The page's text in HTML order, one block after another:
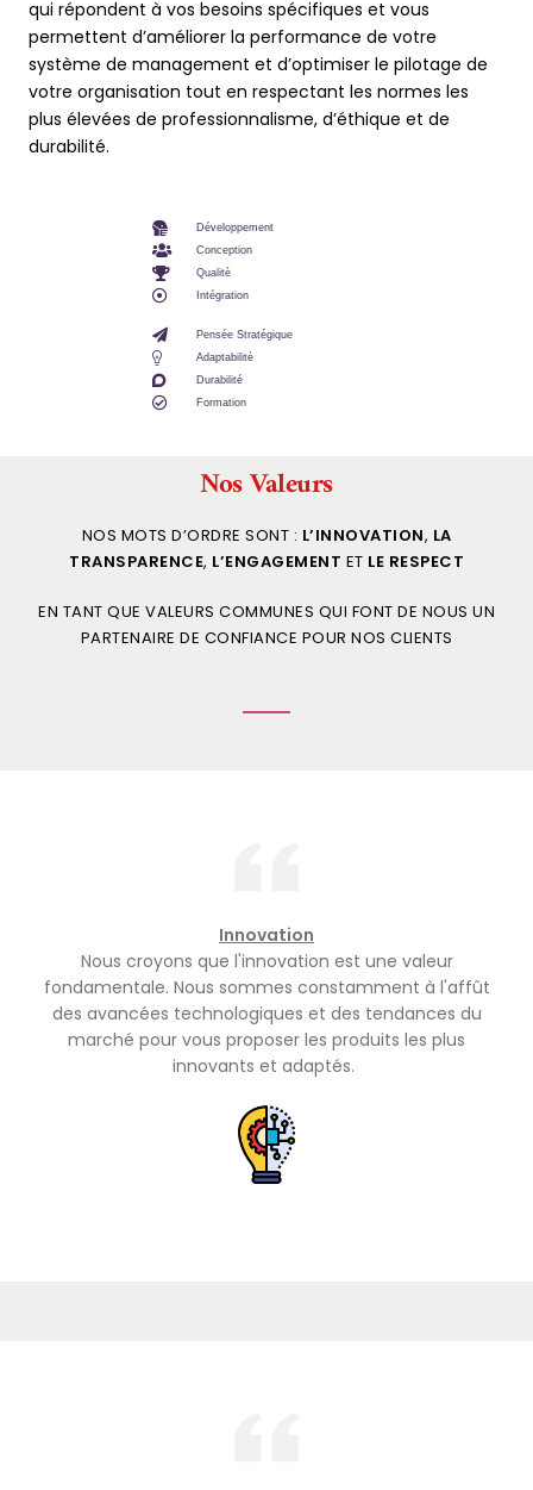
qui répondent à vos besoins spécifiques et vous
permettent d’améliorer la performance de votre
système de management et d’optimiser le pilotage de
votre organisation tout en respectant les normes les
plus élevées de professionnalisme, d’éthique et de
durabilité.
Développement
Conception
Qualitè
Intégration
Pensée Stratégique
Adaptabilitè
Durabilité
Formation
Nos Valeurs
NOS MOTS D’ORDRE SONT : L’INNOVATION, LA
TRANSPARENCE, L’ENGAGEMENT ET LE RESPECT
EN TANT QUE VALEURS COMMUNES QUI FONT DE NOUS UN
PARTENAIRE DE CONFIANCE POUR NOS CLIENTS
Innovation
Nous croyons que l'innovation est une valeur
fondamentale. Nous sommes constamment à l'affût
des avancées technologiques et des tendances du
marché pour vous proposer les produits les plus
innovants et adaptés.